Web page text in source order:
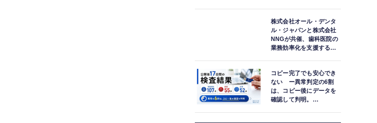
株式会社オール・デンタ
ル・ジャパンと株式会社
NNGが共催、歯科医院の
業務効率化を支援する院
紹介
コピー完了でも安心でき
ない ー異常判定の6割
は、コピー後にデータを
確認して判明。